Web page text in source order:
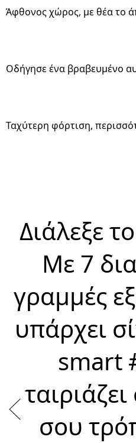
Άφθονος χώρος, με θέα το
Οδήγησε ένα βραβευμένο
Ταχύτερη φόρτιση,
Διάλεξε
Με 7
γραμμές
υπάρχει
smart
σου